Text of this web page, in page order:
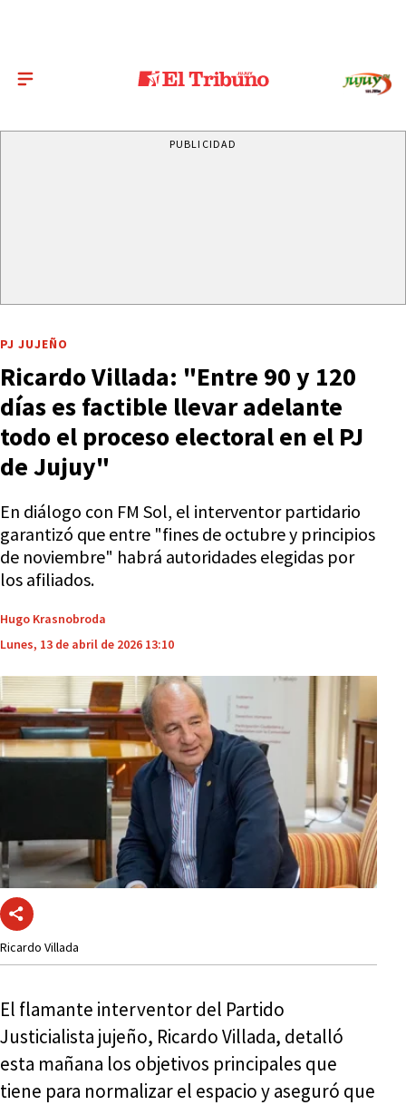
PUBLICIDAD
PJ JUJEÑO
Ricardo Villada: "Entre 90 y 120
días es factible llevar adelante
todo el proceso electoral en el PJ
de Jujuy"
En diálogo con FM Sol, el interventor partidario
garantizó que entre "fines de octubre y principios
de noviembre" habrá autoridades elegidas por
los afiliados.
Hugo Krasnobroda
Lunes, 13 de abril de 2026 13:10
Ricardo Villada
El flamante interventor del Partido
Justicialista jujeño, Ricardo Villada, detalló
esta mañana los objetivos principales que
tiene para normalizar el espacio y aseguró que